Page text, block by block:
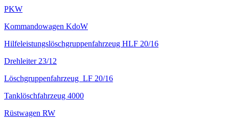
PKW
Kommandowagen KdoW
Hilfeleistungslöschgruppenfahrzeug HLF 20/16
Drehleiter 23/12
Löschgruppenfahrzeug LF 20/16
Tanklöschfahrzeug 4000
Rüstwagen RW